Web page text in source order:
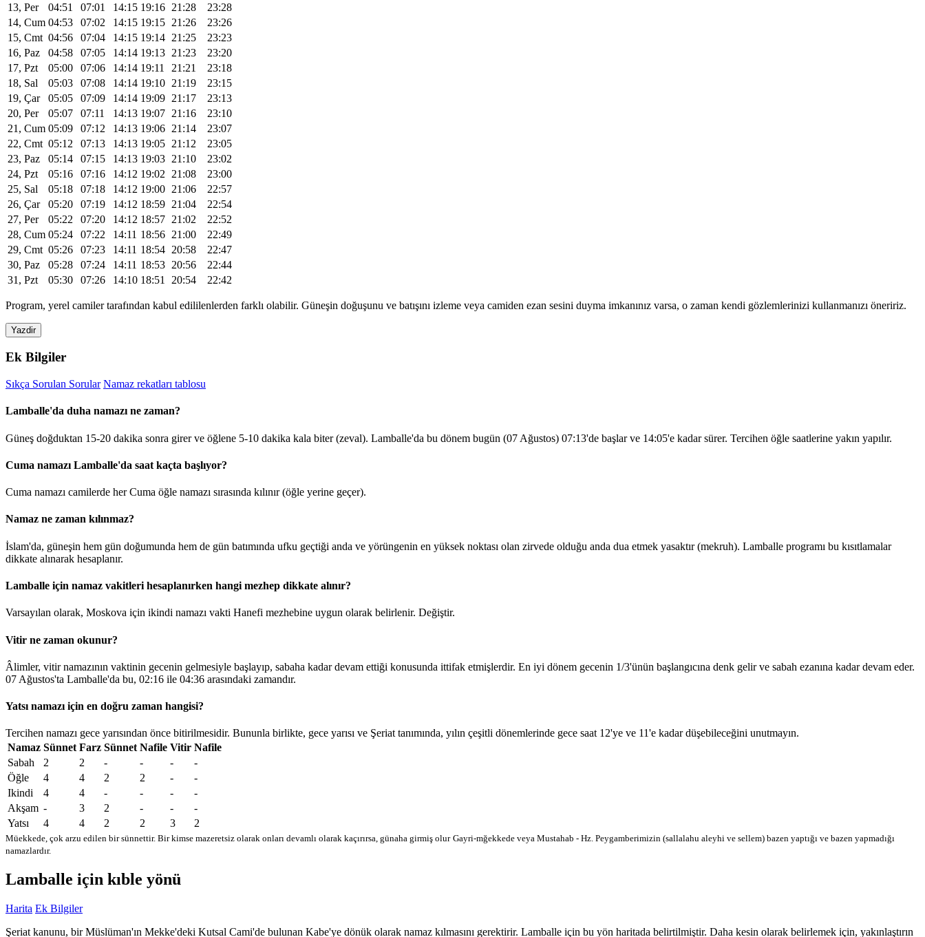
13, Per
04:51 07:01 14:15 19:16 21:28
23:28
14, Cum 04:53 07:02 14:15 19:15 21:26
23:26
15, Cmt 04:56 07:04 14:15 19:14 21:25
23:23
16, Paz
04:58 07:05 14:14 19:13 21:23
23:20
17, Pzt
05:00 07:06 14:14 19:11 21:21
23:18
18, Sal
05:03 07:08 14:14 19:10 21:19
23:15
19, Çar
05:05 07:09 14:14 19:09 21:17
23:13
20, Per
05:07 07:11 14:13 19:07 21:16
23:10
21, Cum 05:09 07:12 14:13 19:06 21:14
23:07
22, Cmt 05:12 07:13 14:13 19:05 21:12
23:05
23, Paz
05:14 07:15 14:13 19:03 21:10
23:02
24, Pzt
05:16 07:16 14:12 19:02 21:08
23:00
25, Sal
05:18 07:18 14:12 19:00 21:06
22:57
26, Çar
05:20 07:19 14:12 18:59 21:04
22:54
27, Per
05:22 07:20 14:12 18:57 21:02
22:52
28, Cum 05:24 07:22 14:11 18:56 21:00
22:49
29, Cmt 05:26 07:23 14:11 18:54 20:58
22:47
30, Paz
05:28 07:24 14:11 18:53 20:56
22:44
31, Pzt
05:30 07:26 14:10 18:51 20:54 22:42
Program, yerel camiler tarafından kabul edililenlerden farklı olabilir. Güneşin doğuşunu ve batışını izleme veya camiden ezan sesini duyma imkanınız varsa, o zaman kendi gözlemlerinizi kullanmanızı öneririz.
Yazdir
Ek Bilgiler
Sıkça Sorulan Sorular Namaz rekatları tablosu
Lamballe'da duha namazı ne zaman?
Güneş doğduktan 15-20 dakika sonra girer ve öğlene 5-10 dakika kala biter (zeval). Lamballe'da bu dönem bugün (07 Ağustos) 07:13'de başlar ve 14:05'e kadar sürer. Tercihen öğle saatlerine yakın yapılır.
Cuma namazı Lamballe'da saat kaçta başlıyor?
Cuma namazı camilerde her Cuma öğle namazı sırasında kılınır (öğle yerine geçer).
Namaz ne zaman kılınmaz?
İslam'da, güneşin hem gün doğumunda hem de gün batımında ufku geçtiği anda ve yörüngenin en yüksek noktası olan zirvede olduğu anda dua etmek yasaktır (mekruh). Lamballe programı bu kısıtlamalar
dikkate alınarak hesaplanır.
Lamballe için namaz vakitleri hesaplanırken hangi mezhep dikkate alınır?
Varsayılan olarak, Moskova için ikindi namazı vakti Hanefi mezhebine uygun olarak belirlenir. Değiştir.
Vitir ne zaman okunur?
Âlimler, vitir namazının vaktinin gecenin gelmesiyle başlayıp, sabaha kadar devam ettiği konusunda ittifak etmişlerdir. En iyi dönem gecenin 1/3'ünün başlangıcına denk gelir ve sabah ezanına kadar devam eder.
07 Ağustos'ta Lamballe'da bu, 02:16 ile 04:36 arasındaki zamandır.
Yatsı namazı için en doğru zaman hangisi?
Tercihen namazı gece yarısından önce bitirilmesidir. Bununla birlikte, gece yarısı ve Şeriat tanımında, yılın çeşitli dönemlerinde gece saat 12'ye ve 11'e kadar düşebileceğini unutmayın.
Namaz Sünnet Farz Sünnet Nafile Vitir Nafile
Sabah
2 2 - - -
-
Öğle
4 4 2 2 -
-
Ikindi
4 4 - - -
-
Akşam - 3 2 - -
-
Yatsı
4 4 2 2 3 2
Müekkede, çok arzu edilen bir sünnettir. Bir kimse mazeretsiz olarak onları devamlı olarak kaçırırsa, günaha girmiş olur Gayri-mğekkede veya Mustahab - Hz. Peygamberimizin (sallalahu aleyhi ve sellem) bazen yaptığı ve bazen yapmadığı
namazlardır.
Lamballe için kıble yönü
Harita Ek Bilgiler
Şeriat kanunu, bir Müslüman'ın Mekke'deki Kutsal Cami'de bulunan Kabe'ye dönük olarak namaz kılmasını gerektirir. Lamballe için bu yön haritada belirtilmiştir. Daha kesin olarak belirlemek için, yakınlaştırın